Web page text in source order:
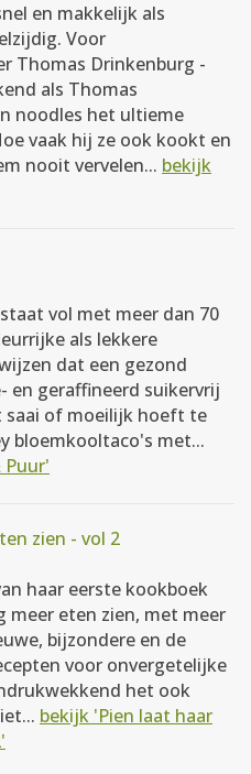
en makkelijk als
Voor
Thomas Drinkenburg -
als Thomas
noodles het ultieme
vaak hij ze ook kookt en
nooit vervelen... bekijk
vol met meer dan 70
als lekkere
dat een gezond
en geraffineerd suikervrij
saai of moeilijk hoeft te
bloemkooltaco's met...
Puur'
zien - vol 2
haar eerste kookboek
meer eten zien, met meer
bijzondere en de
voor onvergetelijke
het ook
bekijk 'Pien laat haar